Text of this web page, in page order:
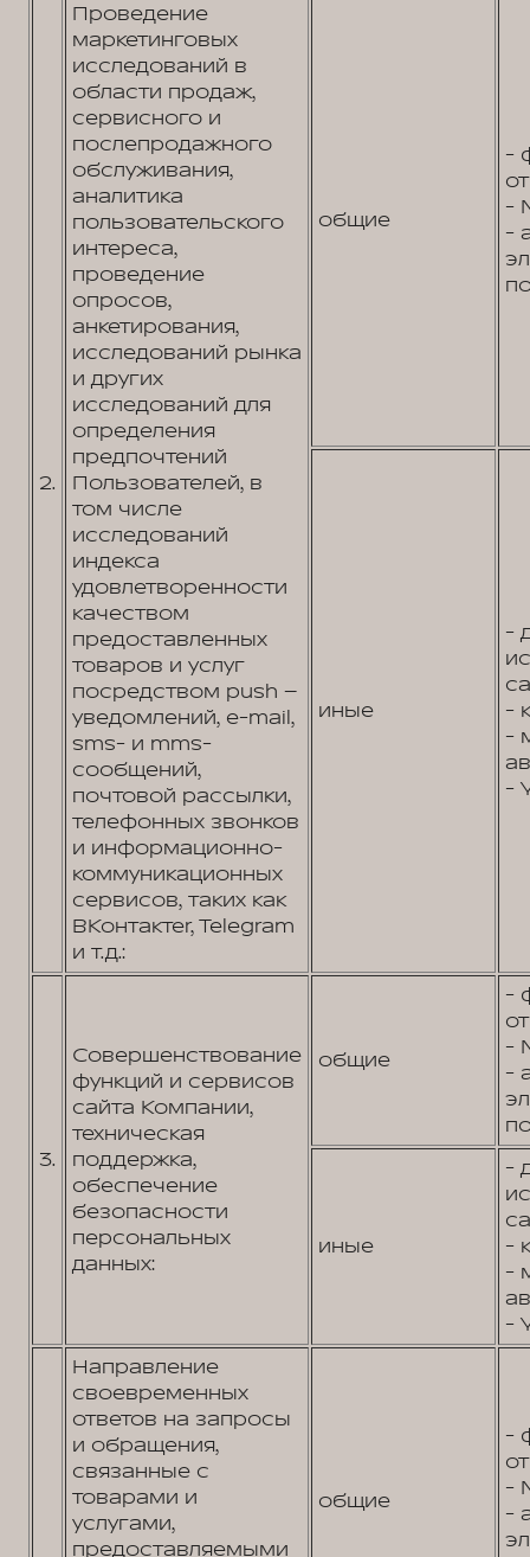
2.
Проведение
маркетинговых
исследований в
области продаж,
сервисного и
послепродажного
обслуживания,
аналитика
пользовательского
интереса,
проведение
опросов,
анкетирования,
исследований рынка
и других
исследований для
определения
предпочтений
Пользователей, в
том числе
исследований
индекса
удовлетворенности
качеством
предоставленных
товаров и услуг
посредством push –
уведомлений, e-mail,
sms- и mms-
сообщений,
почтовой рассылки,
телефонных звонков
и информационно-
коммуникационных
сервисов, таких как
ВКонтактеr, Telegram
и т.д.:
общие
-
-
-
иные
-
-
-
-
3.
Совершенствование
функций и сервисов
сайта Компании,
техническая
поддержка,
обеспечение
безопасности
персональных
данных:
общие
-
-
-
иные
-
-
-
-
Направление
своевременных
ответов на запросы
и обращения,
связанные с
товарами и
услугами,
предоставляемыми
общие
-
-
-